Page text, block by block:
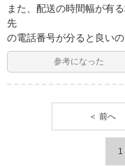
また、配送の時間幅が有
先
の電話番号が分ると良い
参考になった
＜ 前へ
1